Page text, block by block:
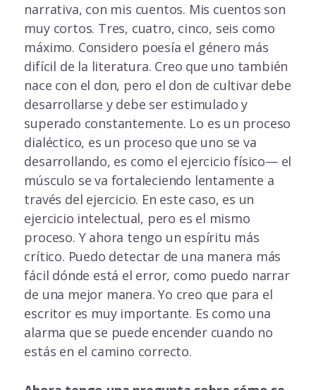
narrativa, con mis cuentos. Mis cuentos son
muy cortos. Tres, cuatro, cinco, seis como
máximo. Considero poesía el género más
difícil de la literatura. Creo que uno también
nace con el don, pero el don de cultivar debe
desarrollarse y debe ser estimulado y
superado constantemente. Lo es un proceso
dialéctico, es un proceso que uno se va
desarrollando, es como el ejercicio físico— el
músculo se va fortaleciendo lentamente a
través del ejercicio. En este caso, es un
ejercicio intelectual, pero es el mismo
proceso. Y ahora tengo un espíritu más
crítico. Puedo detectar de una manera más
fácil dónde está el error, como puedo narrar
de una mejor manera. Yo creo que para el
escritor es muy importante. Es como una
alarma que se puede encender cuando no
estás en el camino correcto.